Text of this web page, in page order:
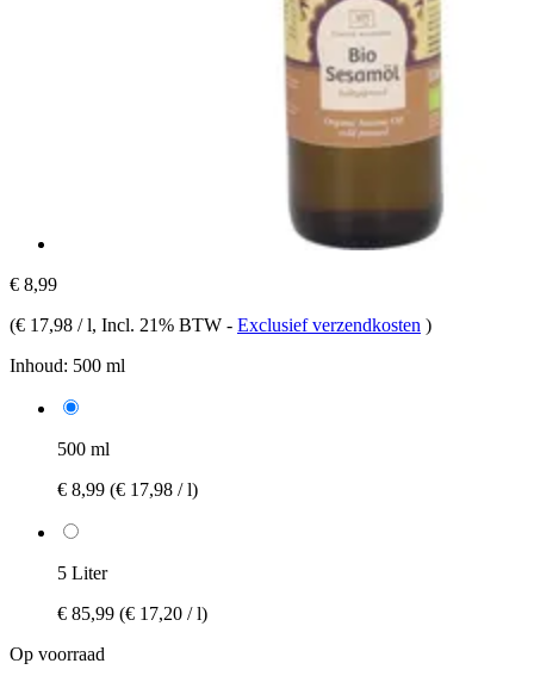
€ 8,99
(€ 17,98 / l, Incl. 21% BTW - Exclusief verzendkosten )
Inhoud: 500 ml
500 ml
€ 8,99 (€ 17,98 / l)
5 Liter
€ 85,99 (€ 17,20 / l)
Op voorraad